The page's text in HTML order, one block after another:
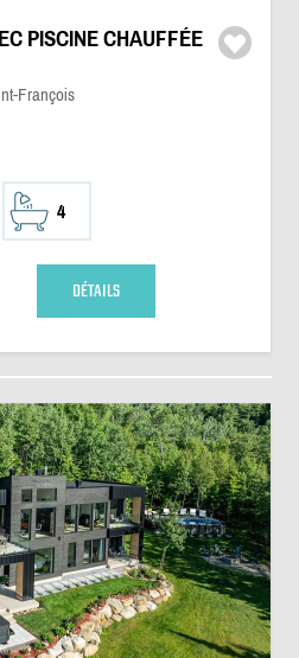
PISCINE CHAUFFÉE
François
4
DÉTAILS